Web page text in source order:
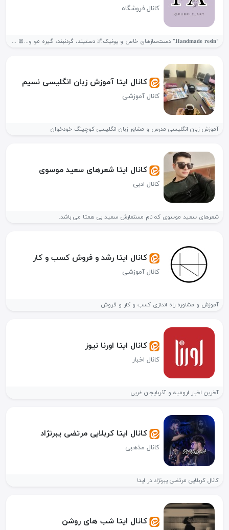
کانال فروشگاه
°𝐇𝐚𝐧𝐝𝐦𝐚𝐝𝐞 𝐫𝐞𝐬𝐢𝐧° دست‌سازهای خاص و یونیک🌌 دستبند، گردنبند، گیره مو و...🎀 هرچی...
کانال ایتا آموزش زبان انگلیسی نسیم
کانال آموزشی
آموزش زبان انگلیسی مدرس و مشاور زبان انگلیسی کوچینگ خودخوان
کانال ایتا شعرهای سعید موسوی
کانال ادبی
شعرهای سعید موسوی که نام مستعارش سعید بی همتا می باشد.
کانال ایتا رشد و فروش کسب و کار
کانال آموزشی
آموزش و مشاوره راه اندازی کسب و کار و فروش
کانال ایتا اورنا نیوز
کانال اخبار
آخرین اخبار ارومیه و آذربایجان غربی
کانال ایتا کربلایی مرتضی یبرنژاد
کانال مذهبی
کانال کربلایی مرتضی یبرنژاد در ایتا
کانال ایتا شب های روشن